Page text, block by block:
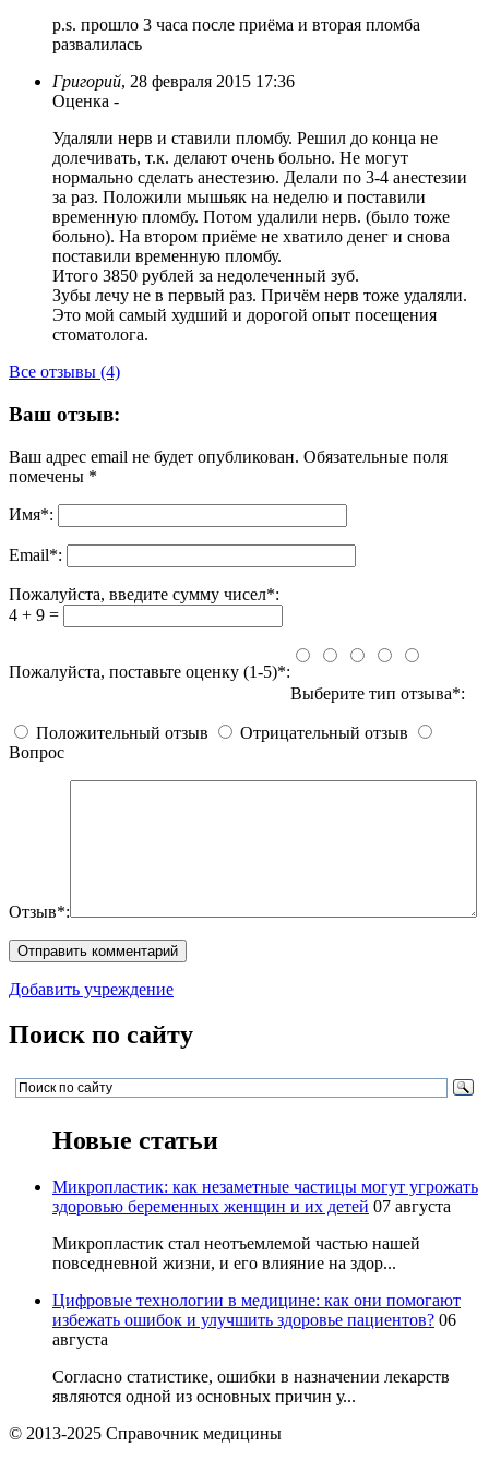
p.s. прошло 3 часа после приёма и вторая пломба
развалилась
Григорий, 28 февраля 2015 17:36
Оценка -
Удаляли нерв и ставили пломбу. Решил до конца не
долечивать, т.к. делают очень больно. Не могут
нормально сделать анестезию. Делали по 3-4 анестезии
за раз. Положили мышьяк на неделю и поставили
временную пломбу. Потом удалили нерв. (было тоже
больно). На втором приёме не хватило денег и снова
поставили временную пломбу.
Итого 3850 рублей за недолеченный зуб.
Зубы лечу не в первый раз. Причём нерв тоже удаляли.
Это мой самый худший и дорогой опыт посещения
стоматолога.
Все отзывы (4)
Ваш отзыв:
Ваш адрес email не будет опубликован. Обязательные поля
помечены *
Имя*:
Email*:
Пожалуйста, введите сумму чисел*:
4 + 9 =
Пожалуйста, поставьте оценку (1-5)*:
Выберите тип отзыва*:
Положительный отзыв
Отрицательный отзыв
Вопрос
Отзыв*:
Добавить учреждение
Поиск по сайту
Новые статьи
Микропластик: как незаметные частицы могут угрожать
здоровью беременных женщин и их детей 07 августа
Микропластик стал неотъемлемой частью нашей
повседневной жизни, и его влияние на здор...
Цифровые технологии в медицине: как они помогают
избежать ошибок и улучшить здоровье пациентов? 06
августа
Согласно статистике, ошибки в назначении лекарств
являются одной из основных причин у...
© 2013-2025 Справочник медицины